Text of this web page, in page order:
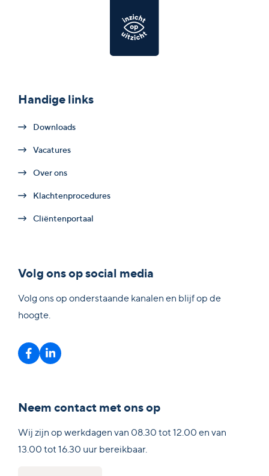
Handige links
Downloads
Vacatures
Over ons
Klachtenprocedures
Cliëntenportaal
Volg ons op social media
Volg ons op onderstaande kanalen en blijf op de
hoogte.
Neem contact met ons op
Wij zijn op werkdagen van 08.30 tot 12.00 en van
13.00 tot 16.30 uur bereikbaar.